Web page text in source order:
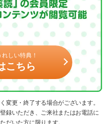
しい特典！
こちら
更・終了する場合がございます。
録いただき、ご来社またはお電話に
だいた方に限ります。